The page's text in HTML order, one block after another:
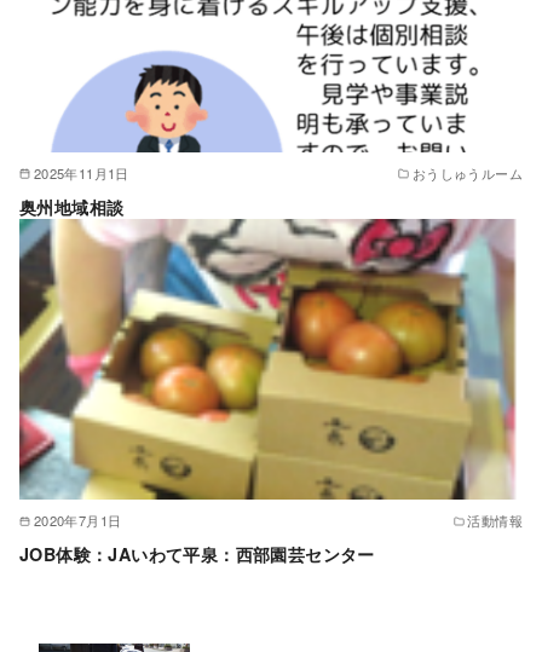
2025年11月1日 おうしゅうルーム
奥州地域相談
2020年7月1日 活動情報
JOB体験：JAいわて平泉：西部園芸センター